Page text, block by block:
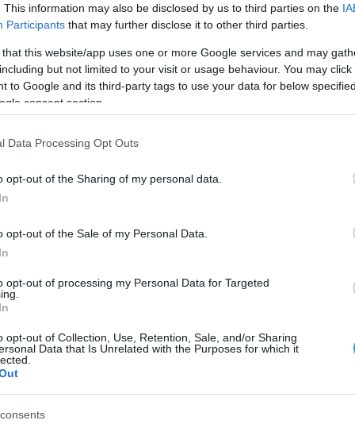
This information may also be disclosed by us to third parties on the
Participants that may further disclose it to other third parties.
that this website/app uses one or more Google services and may
but not limited to your visit or usage behaviour. You may
to Google and its third-party tags to use your data for below
consent section.
Data Processing Opt Outs
opt-out of the Sharing of my personal data.
opt-out of the Sale of my Personal Data.
opt-out of processing my Personal Data for Targeted
opt-out of Collection, Use, Retention, Sale, and/or Sharing
Data that Is Unrelated with the Purposes for which it
és újjászületés – Orosz Gyuri és
mesél a Stand UP Nirvana – Közös életeken
Azahriah szívét? Bécsben, koncerten
koncertjén Várhegyi Lucas Palmirával láthatták – legalábbis
a rajongók mégis találgatnak.
le a feszültséget Pogány Induló –